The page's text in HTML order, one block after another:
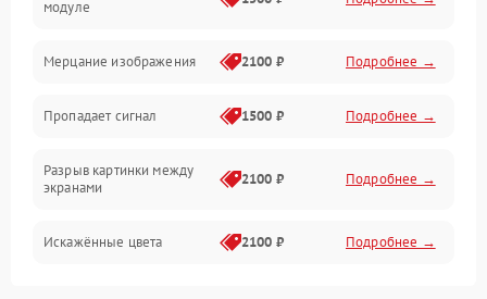
модуле
Мерцание изображения 2100 ₽ Подробнее →
Пропадает сигнал 1500 ₽ Подробнее →
Разрыв картинки между
экранами
2100 ₽ Подробнее →
Искажённые цвета 2100 ₽ Подробнее →